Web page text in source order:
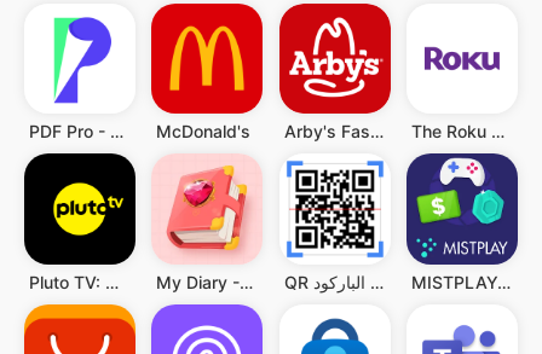
PDF Pro - Reader & Maker McDonald's Arby's Fast Food Sandwiches The Roku App (Official)
Pluto TV: Watch Free Movies/TV My Diary - Diary With Lock QR قارئ رمز & قارئ الباركود MISTPLAY: Play to Earn Money